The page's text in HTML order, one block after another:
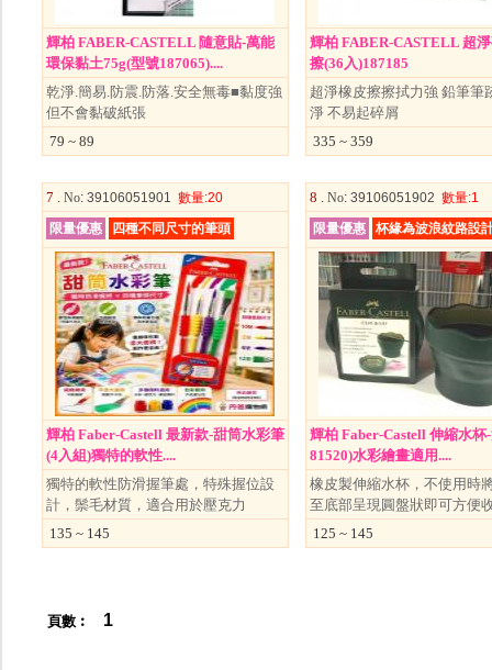
輝柏 FABER-CASTELL 隨意貼-萬能
環保黏土75g(型號187065)....
乾淨.簡易.防震.防落.安全無毒■黏度強
但不會黏破紙張
79 ~ 89
輝柏 FABER-CASTELL 超
擦(36入)187185
超淨橡皮擦擦拭力強 鉛筆筆
淨 不易起碎屑
335 ~ 359
7 . No: 39106051901 數量:20
限量優惠
四種不同尺寸的筆頭
輝柏 Faber-Castell 最新款-甜筒水彩筆
(4入組)獨特的軟性....
獨特的軟性防滑握筆處，特殊握位設
計，鬃毛材質，適合用於壓克力
135 ~ 145
8 . No: 39106051902 數量:1
限量優惠
杯緣為波浪紋路設
輝柏 Faber-Castell 伸縮水杯
81520)水彩繪畫適用....
橡皮製伸縮水杯，不使用時
至底部呈現圓盤狀即可方便
125 ~ 145
頁數︰ 1